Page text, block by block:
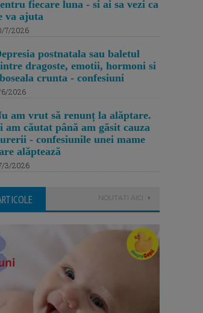
fiecare luna - si ai sa vezi ca
va ajuta
7/2026
postnatala sau baletul
dragoste, emotii, hormoni si
crunta - confesiuni
2026
am vrut să renunț la alăptare.
am căutat până am găsit cauza
- confesiunile unei mame
alăptează
3/2026
NOUTATI AICI